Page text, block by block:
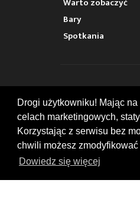
Drogi użytkowniku! Mając
celach marketingowych,
Korzystając z serwisu bez
chwili możesz
Dowiedz się więcej
Bary
Spotkania
© 2026 by
All rights reserved.